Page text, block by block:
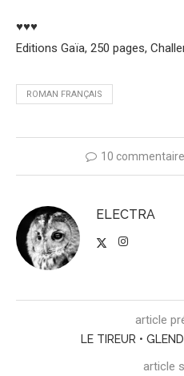
♥♥♥
Editions Gaïa, 250 pages,
ROMAN FRANÇAIS
10
ELECTRA
article
LE TIREUR •
article